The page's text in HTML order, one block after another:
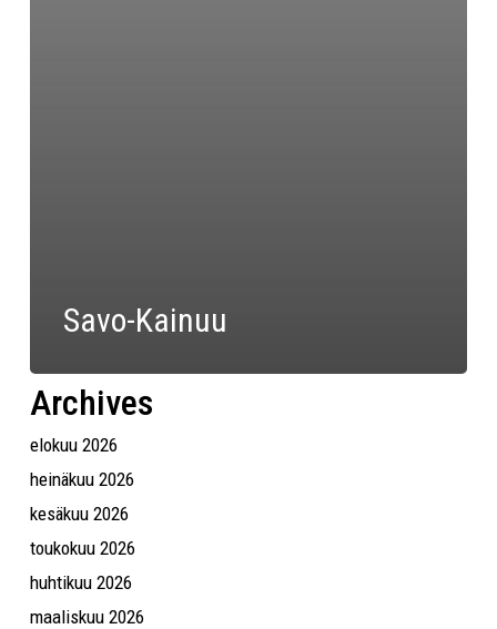
Savo-Kainuu
Archives
elokuu 2026
heinäkuu 2026
kesäkuu 2026
toukokuu 2026
huhtikuu 2026
maaliskuu 2026